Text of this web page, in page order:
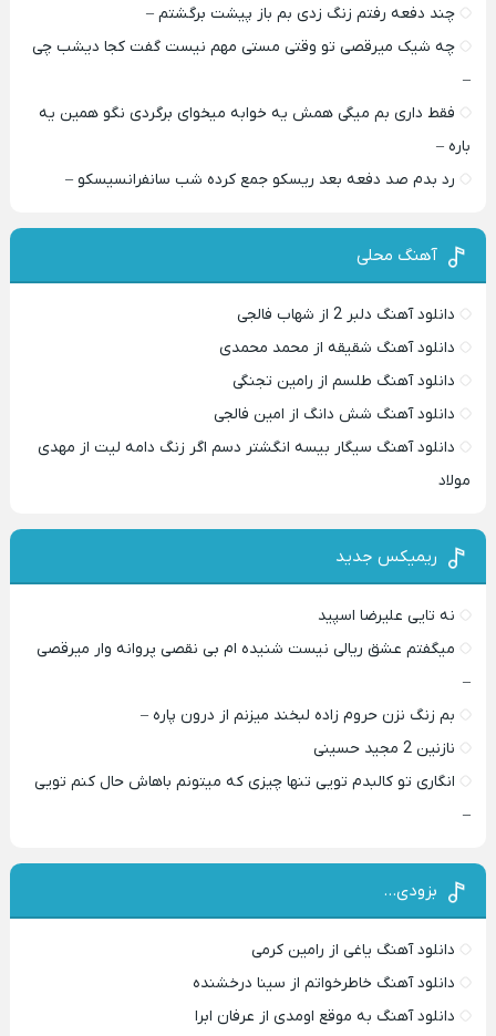
چند دفعه رفتم زنگ زدی بم باز پیشت برگشتم –
چه شیک میرقصی تو وقتی مستی مهم نیست گفت کجا دیشب چی
–
فقط داری بم میگی همش یه خوابه میخوای برگردی نگو همین یه
باره –
رد بدم صد دفعه بعد ریسکو جمع کرده شب سانفرانسیسکو –
آهنگ محلی
دانلود آهنگ دلبر 2 از شهاب فالجی
دانلود آهنگ شقیقه از محمد محمدی
دانلود آهنگ طلسم از رامین تجنگی
دانلود آهنگ شش دانگ از امین فالجی
دانلود آهنگ سیگار بیسه انگشتر دسم اگر زنگ دامه لیت از مهدی
مولاد
ریمیکس جدید
نه تایی علیرضا اسپید
میگفتم عشق ریالی نیست شنیده ام بی نقصی پروانه وار میرقصی
–
بم زنگ نزن حروم زاده لبخند میزنم از درون پاره –
نازنین 2 مجید حسینی
انگاری تو کالبدم تویی تنها چیزی که میتونم باهاش حال کنم تویی
–
بزودی…
دانلود آهنگ یاغی از رامین کرمی
دانلود آهنگ خاطرخواتم از سینا درخشنده
دانلود آهنگ به موقع اومدی از عرفان ابرا